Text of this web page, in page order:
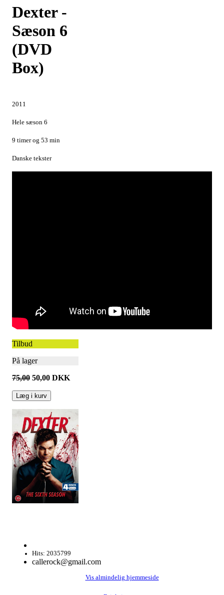
Dexter -
Sæson 6
(DVD
Box)
2011
Hele sæson 6
9 timer og 53 min
Danske tekster
Tilbud
På lager
75,00 50,00 DKK
Læg i kurv
Hits: 2035799
callerock@gmail.com
Vis almindelig hjemmeside